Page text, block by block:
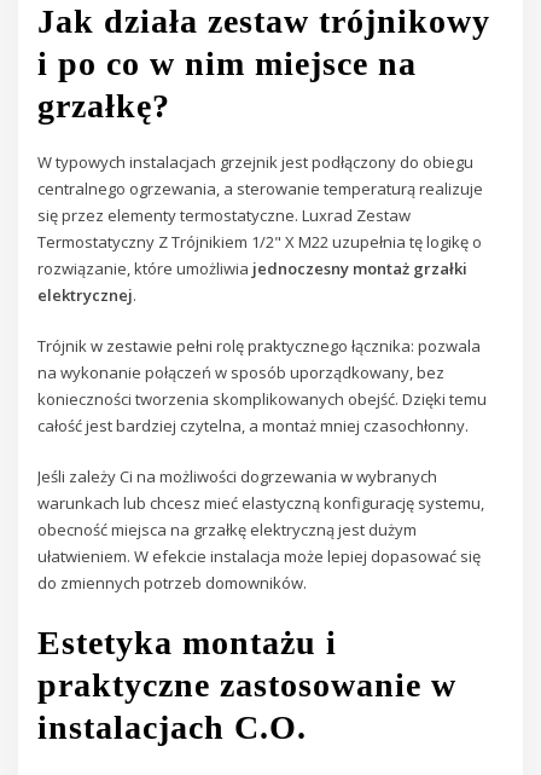
Jak działa zestaw trójnikowy
i po co w nim miejsce na
grzałkę?
W typowych instalacjach grzejnik jest podłączony do obiegu
centralnego ogrzewania, a sterowanie temperaturą realizuje
się przez elementy termostatyczne. Luxrad Zestaw
Termostatyczny Z Trójnikiem 1/2" X M22 uzupełnia tę logikę o
rozwiązanie, które umożliwia jednoczesny montaż grzałki
elektrycznej.
Trójnik w zestawie pełni rolę praktycznego łącznika: pozwala
na wykonanie połączeń w sposób uporządkowany, bez
konieczności tworzenia skomplikowanych obejść. Dzięki temu
całość jest bardziej czytelna, a montaż mniej czasochłonny.
Jeśli zależy Ci na możliwości dogrzewania w wybranych
warunkach lub chcesz mieć elastyczną konfigurację systemu,
obecność miejsca na grzałkę elektryczną jest dużym
ułatwieniem. W efekcie instalacja może lepiej dopasować się
do zmiennych potrzeb domowników.
Estetyka montażu i
praktyczne zastosowanie w
instalacjach C.O.